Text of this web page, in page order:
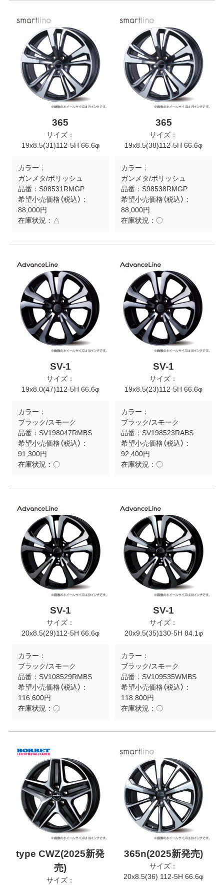
365
サイズ：
19x8.5(31)112-5H 66.6φ
カラー：
ガンメタ/ポリッシュ
品番： S98531RMGP
希望小売価格（税込）：
88,000円
在庫状況： △
365
サイズ：
19x8.5(38)112-5H 66.6φ
カラー：
ガンメタ/ポリッシュ
品番： S98538RMGP
希望小売価格（税込）：
88,000円
在庫状況： 〇
SV-1
サイズ：
19x8.0(47)112-5H 66.6φ
カラー：
ブラック/スモーク
品番： SV198047RMBS
希望小売価格（税込）：
91,300円
在庫状況： 〇
SV-1
サイズ：
19x8.5(23)112-5H 66.6φ
カラー：
ブラック/スモーク
品番： SV198523RABS
希望小売価格（税込）：
92,400円
在庫状況： 〇
SV-1
サイズ：
20x8.5(29)112-5H 66.6φ
カラー：
ブラック/スモーク
品番： SV108529RMBS
希望小売価格（税込）：
116,600円
在庫状況： 〇
SV-1
サイズ：
20x9.5(35)130-5H 84.1φ
カラー：
ブラック/スモーク
品番： SV109535WMBS
希望小売価格（税込）：
118,800円
在庫状況： 〇
type CWZ(2025新発
売)
サイズ：
365n(2025新発売)
サイズ：
20x8.5(36) 112-5H 66.6φ